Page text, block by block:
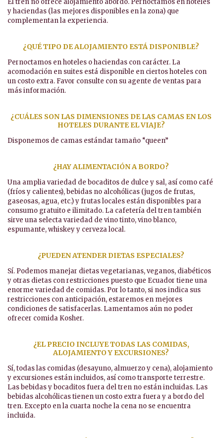
El tren no ofrece alojamiento abordo. Pernoctamos en hoteles
y haciendas (las mejores disponibles en la zona) que
complementan la experiencia.
¿QUÉ TIPO DE ALOJAMIENTO ESTÁ DISPONIBLE?
Pernoctamos en hoteles o haciendas con carácter. La
acomodación en suites está disponible en ciertos hoteles con
un costo extra. Favor consulte con su agente de ventas para
más información.
¿CUÁLES SON LAS DIMENSIONES DE LAS CAMAS EN LOS
HOTELES DURANTE EL VIAJE?
Disponemos de camas estándar tamaño “queen”
¿HAY ALIMENTACIÓN A BORDO?
Una amplia variedad de bocaditos de dulce y sal, así como café
(fríos y calientes), bebidas no alcohólicas (jugos de frutas,
gaseosas, agua, etc.) y frutas locales están disponibles para
consumo gratuito e ilimitado. La cafetería del tren también
sirve una selecta variedad de vino tinto, vino blanco,
espumante, whiskey y cerveza local.
¿PUEDEN ATENDER DIETAS ESPECIALES?
Sí. Podemos manejar dietas vegetarianas, veganos, diabéticos
y otras dietas con restricciones puesto que Ecuador tiene una
enorme variedad de comidas. Por lo tanto, si nos indica sus
restricciones con anticipación, estaremos en mejores
condiciones de satisfacerlas. Lamentamos aún no poder
ofrecer comida Kosher.
¿EL PRECIO INCLUYE TODAS LAS COMIDAS,
ALOJAMIENTO Y EXCURSIONES?
Sí, todas las comidas (desayuno, almuerzo y cena), alojamiento
y excursiones están incluidos, así como transporte terrestre.
Las bebidas y bocaditos fuera del tren no están incluidas. Las
bebidas alcohólicas tienen un costo extra fuera y a bordo del
tren. Excepto en la cuarta noche la cena no se encuentra
incluida.